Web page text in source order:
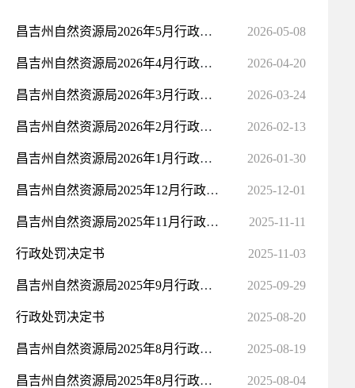
昌吉州自然资源局2026年5月行政处罚事项公示 2026-05-08
昌吉州自然资源局2026年4月行政处罚事项公示 2026-04-20
昌吉州自然资源局2026年3月行政处罚事项公示 2026-03-24
昌吉州自然资源局2026年2月行政处罚事项公示 2026-02-13
昌吉州自然资源局2026年1月行政处罚事项公示 2026-01-30
昌吉州自然资源局2025年12月行政处罚事项公示 2025-12-01
昌吉州自然资源局2025年11月行政处罚事项公示 2025-11-11
行政处罚决定书 2025-11-03
昌吉州自然资源局2025年9月行政处罚事项公示 2025-09-29
行政处罚决定书 2025-08-20
昌吉州自然资源局2025年8月行政处罚事项公示 2025-08-19
昌吉州自然资源局2025年8月行政处罚案件公示 2025-08-04